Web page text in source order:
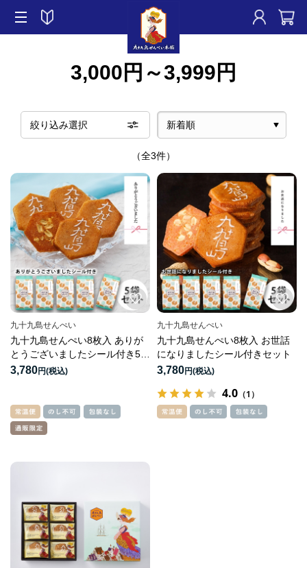
3,000円～3,999円
絞り込み選択
（全3件）
九十九島せんぺい
九十九島せんぺい8枚入 ありが
とうございましたシール付き5袋
セット
3,780円
九十九島せんぺい
九十九島せんぺい8枚入 お世話
になりましたシール付きセット
3,780円
4.0 （1）